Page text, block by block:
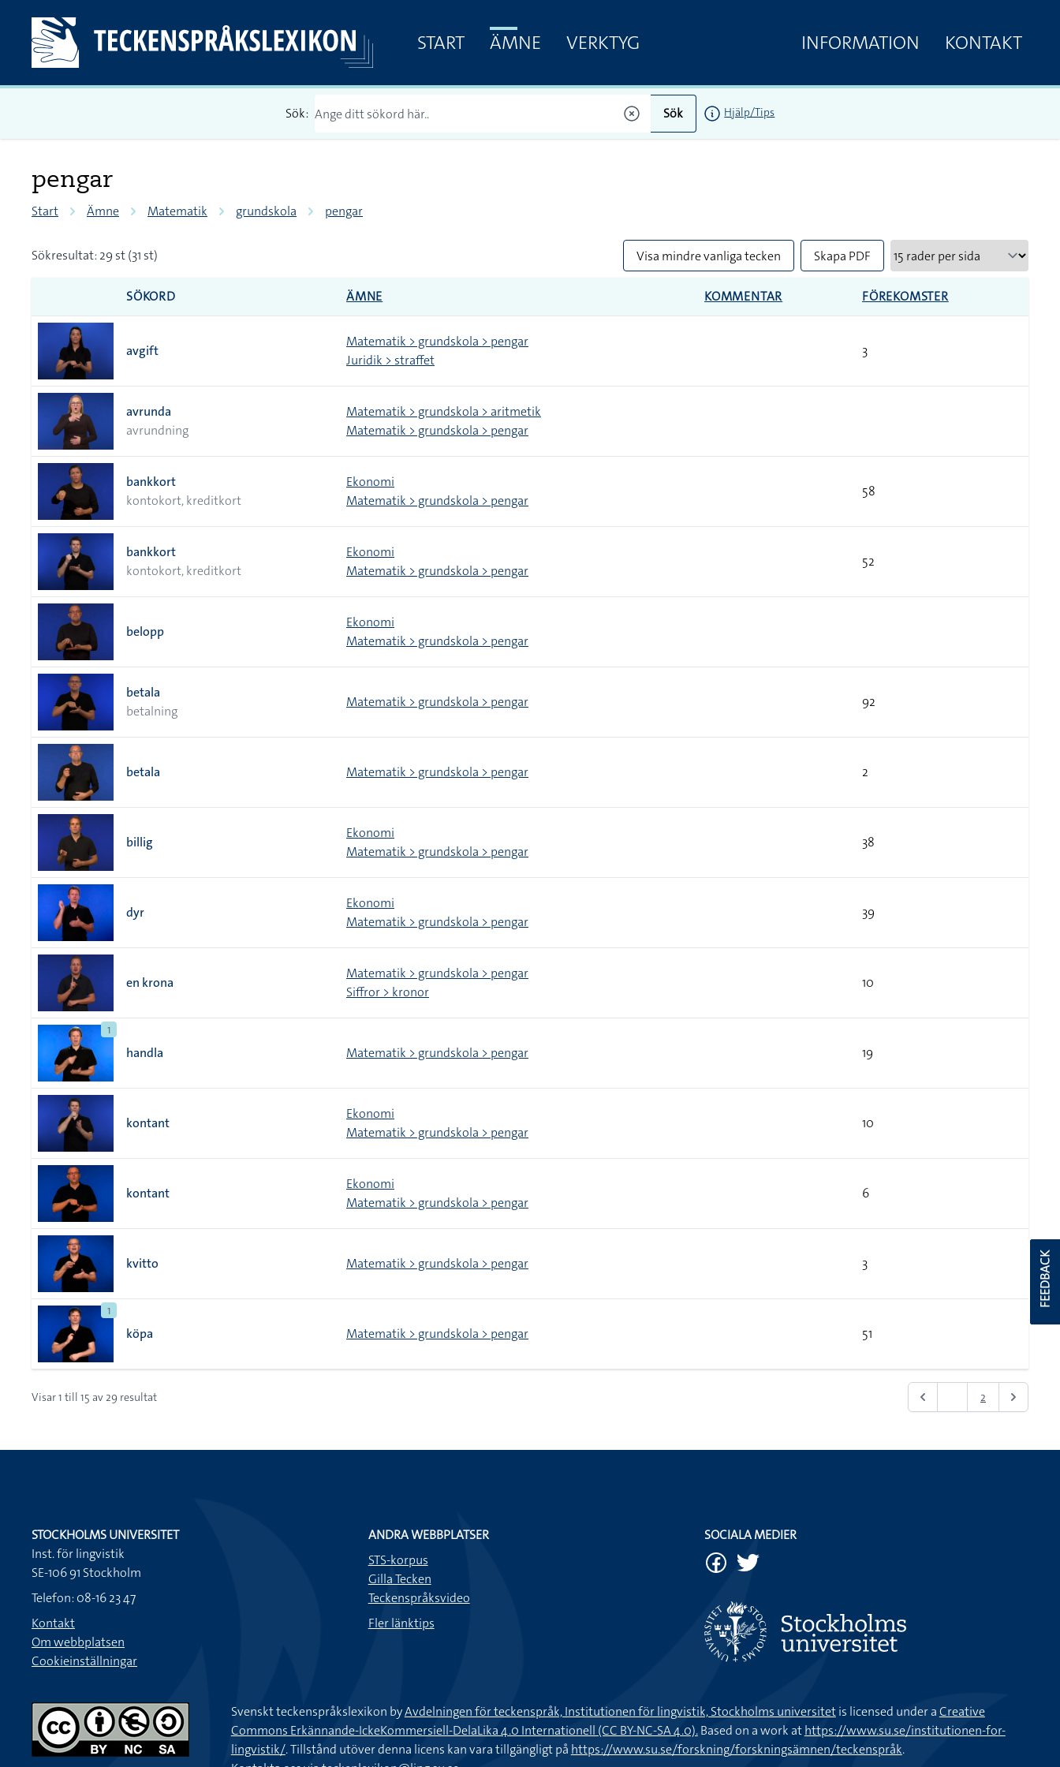
START ÄMNE VERKTYG INFORMATION KONTAKT
Sök: Sök Hjälp/Tips
pengar
Start Ämne Matematik grundskola pengar
Sökresultat: 29 st (31 st) Visa mindre vanliga tecken Skapa PDF
SÖKORD ÄMNE KOMMENTAR FÖREKOMSTER
avgift
Matematik > grundskola > pengar
Juridik > straffet
3
avrunda
avrundning
Matematik > grundskola > aritmetik
Matematik > grundskola > pengar
bankkort
kontokort, kreditkort
Ekonomi
Matematik > grundskola > pengar
58
bankkort
kontokort, kreditkort
Ekonomi
Matematik > grundskola > pengar
52
belopp
Ekonomi
Matematik > grundskola > pengar
betala
betalning
Matematik > grundskola > pengar 92
betala Matematik > grundskola > pengar 2
billig
Ekonomi
Matematik > grundskola > pengar
38
dyr
Ekonomi
Matematik > grundskola > pengar
39
en krona
Matematik > grundskola > pengar
Siffror > kronor
10
1
handla Matematik > grundskola > pengar 19
kontant
Ekonomi
Matematik > grundskola > pengar
10
kontant
Ekonomi
Matematik > grundskola > pengar
6
kvitto Matematik > grundskola > pengar 3
1
köpa Matematik > grundskola > pengar 51
Visar1 till 15 av29 resultat 2
FEEDBACK
STOCKHOLMS UNIVERSITET
Inst. för lingvistik
SE-106 91 Stockholm
Telefon: 08-16 23 47
Kontakt
Om webbplatsen
Cookieinställningar
ANDRA WEBBPLATSER
STS-korpus
Gilla Tecken
Teckenspråksvideo
Fler länktips
SOCIALA MEDIER
Svenskt teckenspråkslexikon byAvdelningen för teckenspråk, Institutionen för lingvistik, Stockholms universitetis licensed under aCreative
Commons Erkännande-IckeKommersiell-DelaLika 4.0 Internationell (CC BY-NC-SA 4.0).Based on a work athttps://www.su.se/institutionen-for-
lingvistik/. Tillstånd utöver denna licens kan vara tillgängligt på https://www.su.se/forskning/forskningsämnen/teckenspråk.